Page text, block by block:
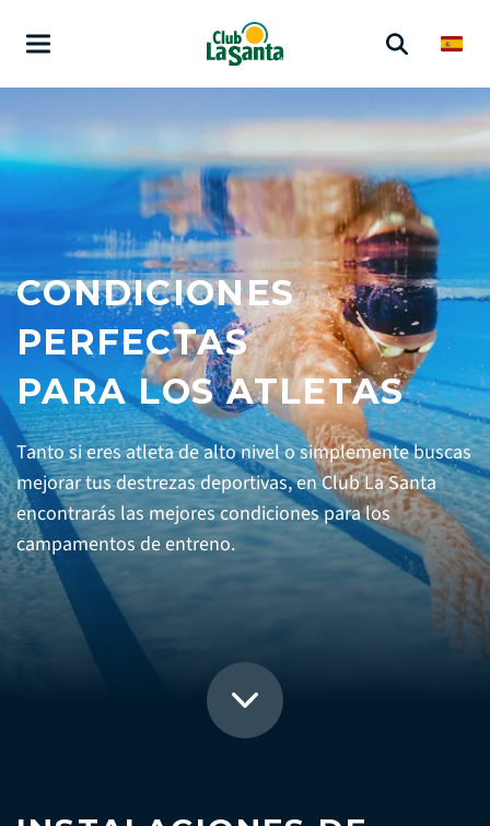
CONDICIONES
PERFECTAS
PARA LOS ATLETAS
Tanto si eres atleta de alto nivel o simplemente buscas
mejorar tus destrezas deportivas, en Club La Santa
encontrarás las mejores condiciones para los
campamentos de entreno.